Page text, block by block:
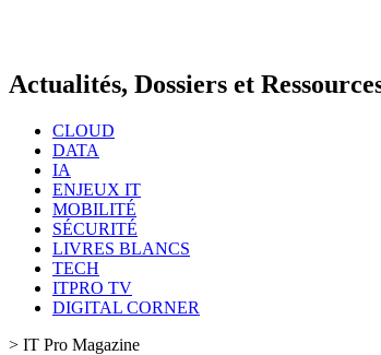
Actualités, Dossiers et
CLOUD
DATA
IA
ENJEUX IT
MOBILITÉ
SÉCURITÉ
LIVRES BLANCS
TECH
ITPRO TV
DIGITAL CORNER
> IT Pro Magazine